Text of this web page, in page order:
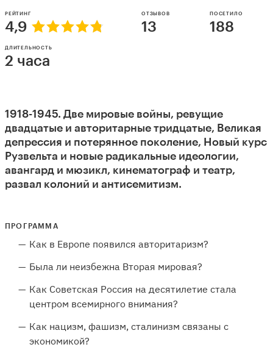
РЕЙТИНГ
4,9
ОТЗЫВОВ
13
ПОСЕТИЛО
188
ДЛИТЕЛЬНОСТЬ
2 часа
1918-1945. Две мировые войны, ревущие
двадцатые и авторитарные тридцатые, Великая
депрессия и потерянное поколение, Новый курс
Рузвельта и новые радикальные идеологии,
авангард и мюзикл, кинематограф и театр,
развал колоний и антисемитизм.
ПРОГРАММА
Как в Европе появился авторитаризм?
Была ли неизбежна Вторая мировая?
Как Советская Россия на десятилетие стала
центром всемирного внимания?
Как нацизм, фашизм, сталинизм связаны с
экономикой?